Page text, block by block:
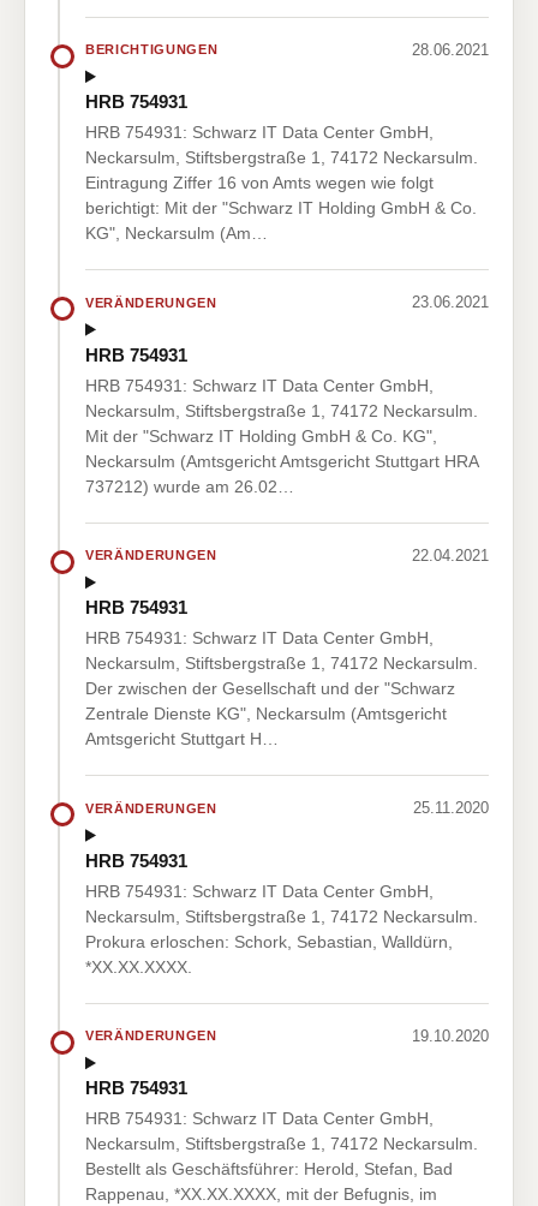
BERICHTIGUNGEN 28.06.2021
HRB 754931
HRB 754931: Schwarz IT Data Center GmbH,
Neckarsulm, Stiftsbergstraße 1, 74172 Neckarsulm.
Eintragung Ziffer 16 von Amts wegen wie folgt
berichtigt: Mit der "Schwarz IT Holding GmbH & Co.
KG", Neckarsulm (Am…
VERÄNDERUNGEN 23.06.2021
HRB 754931
HRB 754931: Schwarz IT Data Center GmbH,
Neckarsulm, Stiftsbergstraße 1, 74172 Neckarsulm.
Mit der "Schwarz IT Holding GmbH & Co. KG",
Neckarsulm (Amtsgericht Amtsgericht Stuttgart HRA
737212) wurde am 26.02…
VERÄNDERUNGEN 22.04.2021
HRB 754931
HRB 754931: Schwarz IT Data Center GmbH,
Neckarsulm, Stiftsbergstraße 1, 74172 Neckarsulm.
Der zwischen der Gesellschaft und der "Schwarz
Zentrale Dienste KG", Neckarsulm (Amtsgericht
Amtsgericht Stuttgart H…
VERÄNDERUNGEN 25.11.2020
HRB 754931
HRB 754931: Schwarz IT Data Center GmbH,
Neckarsulm, Stiftsbergstraße 1, 74172 Neckarsulm.
Prokura erloschen: Schork, Sebastian, Walldürn,
*XX.XX.XXXX.
VERÄNDERUNGEN 19.10.2020
HRB 754931
HRB 754931: Schwarz IT Data Center GmbH,
Neckarsulm, Stiftsbergstraße 1, 74172 Neckarsulm.
Bestellt als Geschäftsführer: Herold, Stefan, Bad
Rappenau, *XX.XX.XXXX, mit der Befugnis, im